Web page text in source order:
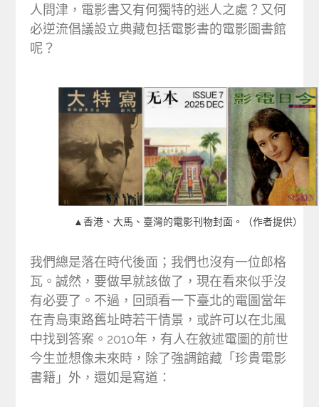
人問津，電影書又有何獨特的迷人之處？又何
必逆流倡議設立典藏包括電影書的電影圖書館
呢？
▲香港、大馬、臺灣的電影刊物封面。（作者提供）
我們總是落在時代後面；我們也沒有一位郎格
瓦。誠然，要做早就該做了，現在看來似乎沒
有必要了。不過，回頭看一下臺北的電圖當年
在青島東路舊址時若干情景，或許可以在北風
中找到答案。2010年，有人在敘述電圖的前世
今生並想像未來時，除了強調館藏「珍貴電影
書籍」外，還如是寫道：